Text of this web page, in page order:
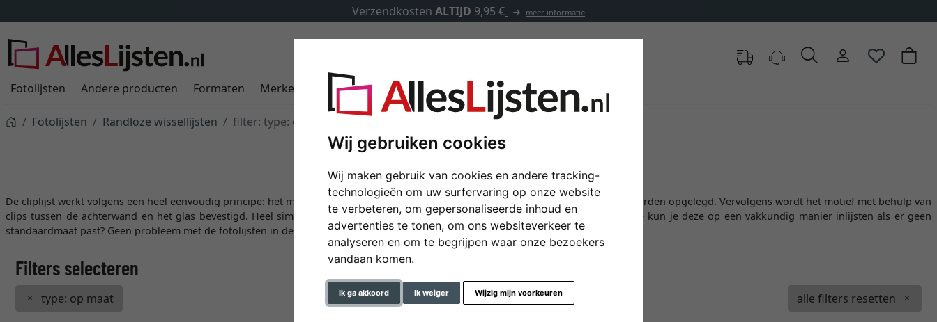
Wij gebruiken cookies
Wij maken gebruik van cookies en andere tracking-
technologieën om uw surfervaring op onze website
te verbeteren, om gepersonaliseerde inhoud en
advertenties te tonen, om ons websiteverkeer te
analyseren en om te begrijpen waar onze bezoekers
vandaan komen.
Ik ga akkoord Ik weiger Wijzig mijn voorkeuren
Verzendkosten ALTIJD 9,95 € meer informatie
Fotolijsten Andere producten Formaten Merken Lijsten op maat Passe-partouts Toebehoren
Fotolijsten Randloze wissellijsten filter: type: op maat
De cliplijst werkt volgens een heel eenvoudig principe: het motief wordt op de achterwand geplaatst, waarna het glas er direct kan worden opgelegd. Vervolgens wordt het motief met behulp van
clips tussen de achterwand en het glas bevestigd. Heel simpel! Maar is het ook zo simpel bij motieven met speciale formaten? Hoe kun je deze op een vakkundig manier inlijsten als er geen
standaardmaat past? Geen probleem met de fotolijsten in deze categorie!
alle filters resetten
type: op maat